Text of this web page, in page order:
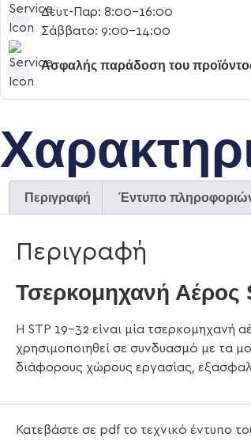
Δευτ-Παρ: 8:00-16:00
Σάββατο: 9:00-14:00
Ασφαλής παράδοση του
Περιγραφή Έντυπο
Περιγραφή
Τσερκομηχανή Αέρος
Η STP 19-32 είναι μία τσερκομηχανή
χρησιμοποιηθεί σε συνδυασμό με τα
διάφορους χώρους εργασίας,
Κατεβάστε σε pdf το τεχνικό έντυπο